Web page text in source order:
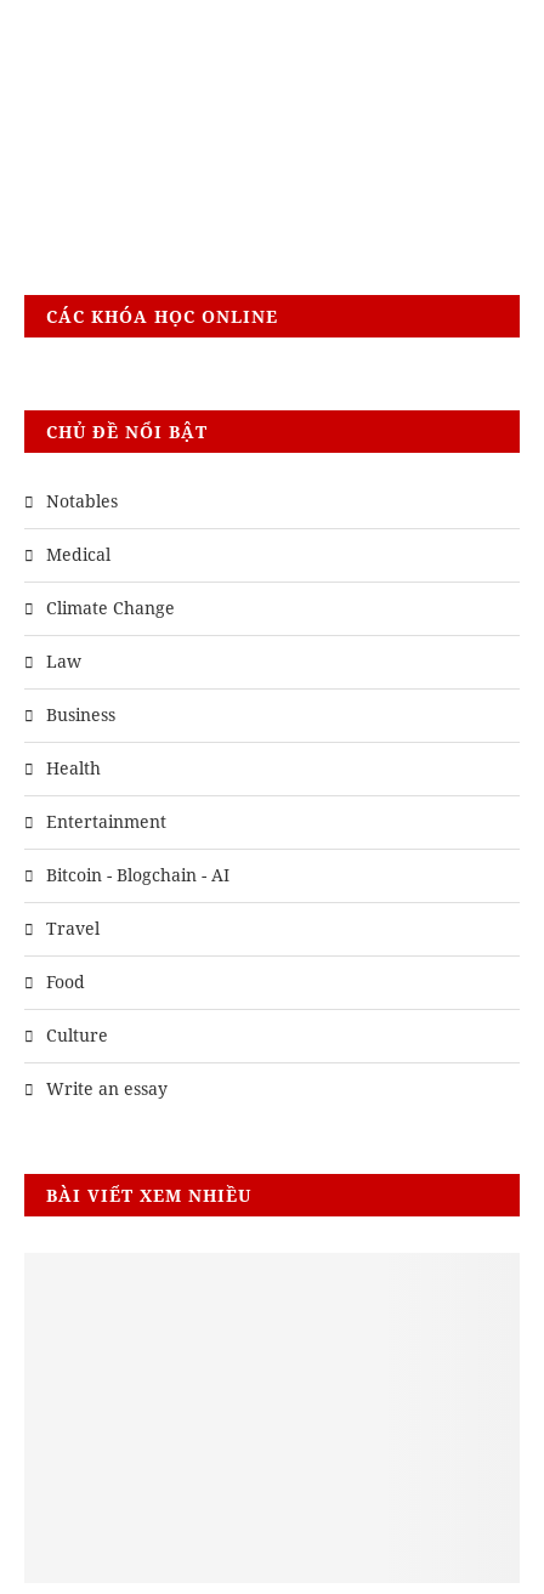
CÁC KHÓA HỌC ONLINE
CHỦ ĐỀ NỔI BẬT
Notables
Medical
Climate Change
Law
Business
Health
Entertainment
Bitcoin - Blogchain - AI
Travel
Food
Culture
Write an essay
BÀI VIẾT XEM NHIỀU